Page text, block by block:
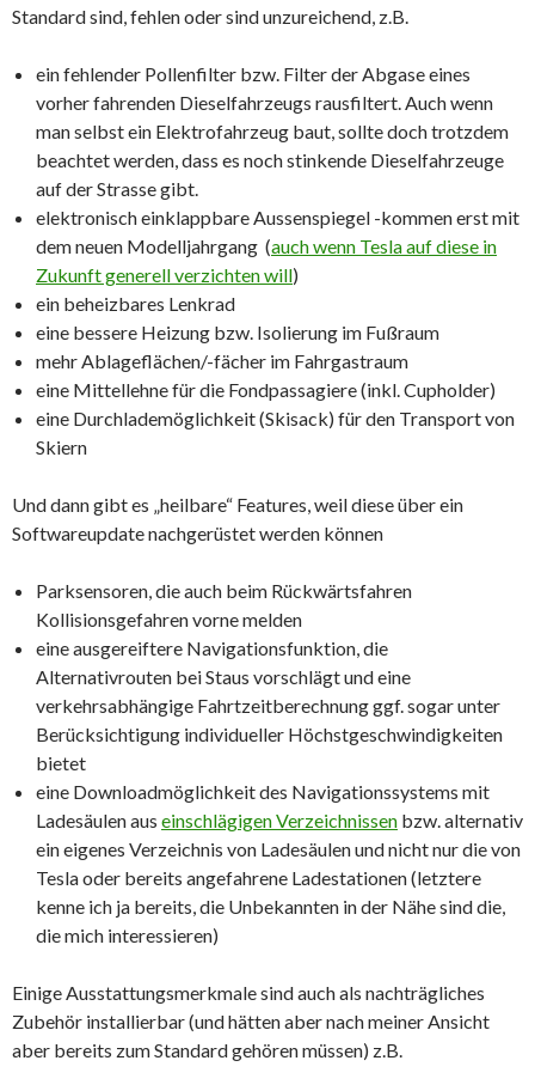
Standard sind, fehlen oder sind unzureichend, z.B.
ein fehlender Pollenfilter bzw. Filter der Abgase eines
vorher fahrenden Dieselfahrzeugs rausfiltert. Auch wenn
man selbst ein Elektrofahrzeug baut, sollte doch trotzdem
beachtet werden, dass es noch stinkende Dieselfahrzeuge
auf der Strasse gibt.
elektronisch einklappbare Aussenspiegel -kommen erst mit
dem neuen Modelljahrgang (auch wenn Tesla auf diese in
Zukunft generell verzichten will)
ein beheizbares Lenkrad
eine bessere Heizung bzw. Isolierung im Fußraum
mehr Ablageflächen/-fächer im Fahrgastraum
eine Mittellehne für die Fondpassagiere (inkl. Cupholder)
eine Durchlademöglichkeit (Skisack) für den Transport von
Skiern
Und dann gibt es „heilbare“ Features, weil diese über ein
Softwareupdate nachgerüstet werden können
Parksensoren, die auch beim Rückwärtsfahren
Kollisionsgefahren vorne melden
eine ausgereiftere Navigationsfunktion, die
Alternativrouten bei Staus vorschlägt und eine
verkehrsabhängige Fahrtzeitberechnung ggf. sogar unter
Berücksichtigung individueller Höchstgeschwindigkeiten
bietet
eine Downloadmöglichkeit des Navigationssystems mit
Ladesäulen aus einschlägigen Verzeichnissen bzw. alternativ
ein eigenes Verzeichnis von Ladesäulen und nicht nur die von
Tesla oder bereits angefahrene Ladestationen (letztere
kenne ich ja bereits, die Unbekannten in der Nähe sind die,
die mich interessieren)
Einige Ausstattungsmerkmale sind auch als nachträgliches
Zubehör installierbar (und hätten aber nach meiner Ansicht
aber bereits zum Standard gehören müssen) z.B.